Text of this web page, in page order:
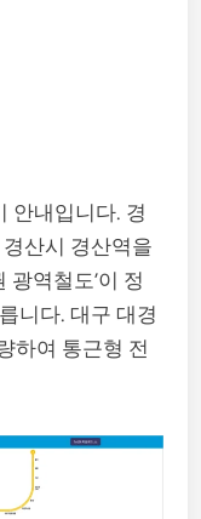
안내입니다. 경
산시 경산역을
광역철도’이 정
니다. 대구 대경
하여 통근형 전